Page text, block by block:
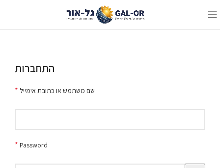
התחברות
שם משתמש או כתובת אימייל *
Password
*